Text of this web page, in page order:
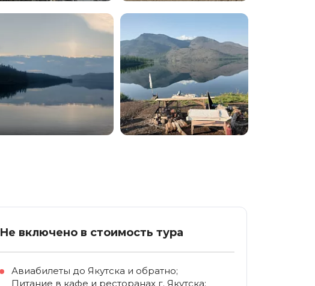
Не включено в стоимость тура
Авиабилеты до Якутска и обратно;
Питание в кафе и ресторанах г. Якутска;